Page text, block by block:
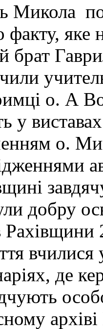
Микола
факту, яке
брат
о. А
у
о.
добру
Рахівщини
де